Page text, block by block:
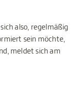
also, regelmäßig
sein möchte,
meldet sich am